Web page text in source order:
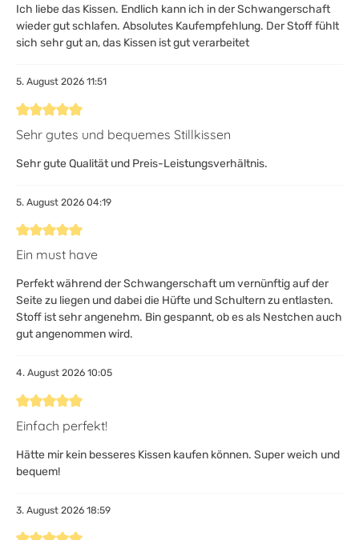
Ich liebe das Kissen. Endlich kann ich in der Schwangerschaft
wieder gut schlafen. Absolutes Kaufempfehlung. Der Stoff fühlt
sich sehr gut an, das Kissen ist gut verarbeitet
5. August 2026 11:51
Bewertung mit 5 von 5 Sternen
Sehr gutes und bequemes Stillkissen
Sehr gute Qualität und Preis-Leistungsverhältnis.
5. August 2026 04:19
Bewertung mit 5 von 5 Sternen
Ein must have
Perfekt während der Schwangerschaft um vernünftig auf der
Seite zu liegen und dabei die Hüfte und Schultern zu entlasten.
Stoff ist sehr angenehm. Bin gespannt, ob es als Nestchen auch
gut angenommen wird.
4. August 2026 10:05
Bewertung mit 5 von 5 Sternen
Einfach perfekt!
Hätte mir kein besseres Kissen kaufen können. Super weich und
bequem!
3. August 2026 18:59